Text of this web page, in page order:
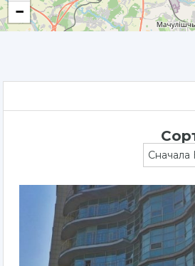
−
Сначала